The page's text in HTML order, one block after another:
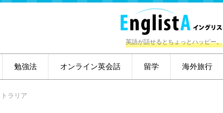
英語が話せるとちょっとハッピー。
勉強法 オンライン英会話 留学 海外旅行
ラリア